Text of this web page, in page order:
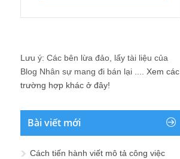
Lưu ý: Các bên lừa đảo, lấy tài liệu của
Blog Nhân sự mang đi bán lại .... Xem các
trường hợp khác ở đây!
Bài viết mới
Cách tiến hành viết mô tả công việc